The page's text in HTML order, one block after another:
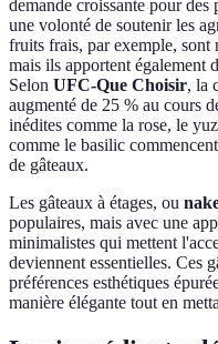
demande croissante pour des
une volonté de soutenir les
fruits frais, par exemple, sont
mais ils apportent également
Selon UFC-Que Choisir, la
augmenté de 25 % au cours
inédites comme la rose, le
comme le basilic
de gâteaux.
Les gâteaux à étages, ou
populaires, mais avec une
minimalistes qui mettent
deviennent essentielles. Ces
préférences esthétiques
manière élégante tout en